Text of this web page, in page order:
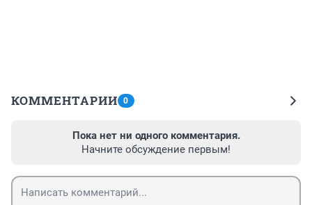
КОММЕНТАРИИ 0
Пока нет ни одного комментария.
Начните обсуждение первым!